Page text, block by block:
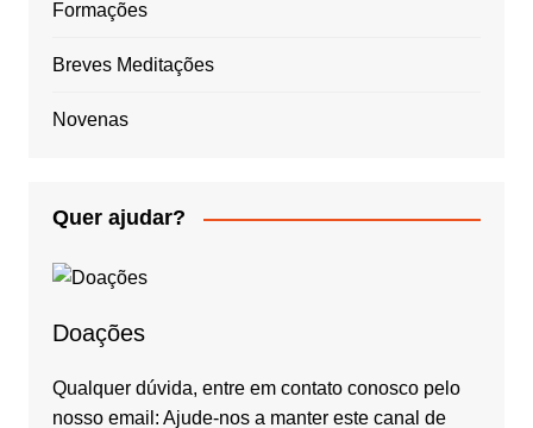
Formações
Breves Meditações
Novenas
Quer ajudar?
Doações
Qualquer dúvida, entre em contato conosco pelo
nosso email: Ajude-nos a manter este canal de